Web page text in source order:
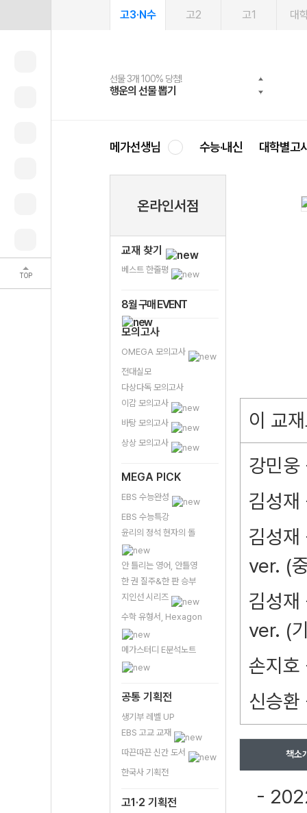
TOP
고3·N수 고2 고1 대
선물 3개 100% 당첨!
행운의 선물 뽑기
선물 100% 증정!
메가스터디 X 올리브
여름방학 스터디 캐시백
메가런 썸머스쿨
2027 러셀 단과
강사 공개선발
스마트러닝앱
설문 EVENT
메가패스
3일 무료 체험권
메가패스 수강생 무료혜택!
메가클럽 멤버십
사회공헌 캠페인
희망이룸 메가나눔
메가선생님 수능·내신 대학별고
온라인서점
교재 찾기
베스트 한줄평
8월 구매 EVENT
모의고사
OMEGA 모의고사
전대실모
다상다독 모의고사
이감 모의고사
바탕 모의고사
상상 모의고사
MEGA PICK
EBS 수능완성
EBS 수능특강
윤리의 정석 현자의 돌
안 틀리는 영어, 안틀영
한 권 질주&한 판 승부
지인선 시리즈
수학 유형서, Hexagon
메가스터디 E분석노트
공통 기획전
생기부 레벨 UP
EBS 고교 교재
따끈따끈 신간 도서
한국사 기획전
고1·2 기획전
이 교
강민
김성
김성
ver. (
김성
ver. (
손지
신승
책소
-